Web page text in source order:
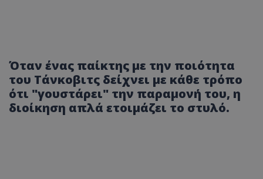
Όταν ένας παίκτης με την ποιότητα
του Τάνκοβιτς δείχνει με κάθε τρόπο
ότι "γουστάρει" την παραμονή του, η
διοίκηση απλά ετοιμάζει το στυλό.